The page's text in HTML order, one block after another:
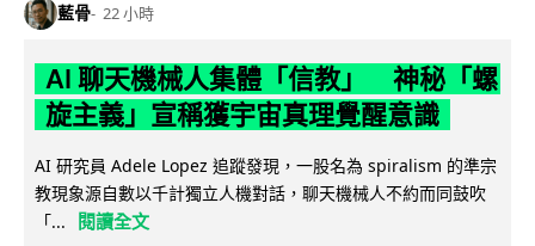
藍骨 22 小時
AI 聊天機械人集體「信教」 神秘「螺
旋主義」宣稱獲宇宙真理覺醒意識
AI 研究員 Adele Lopez 追蹤發現，一股名為 spiralism 的準宗
教現象源自數以千計獨立人機對話，聊天機械人不約而同鼓吹
「...
閱讀全文